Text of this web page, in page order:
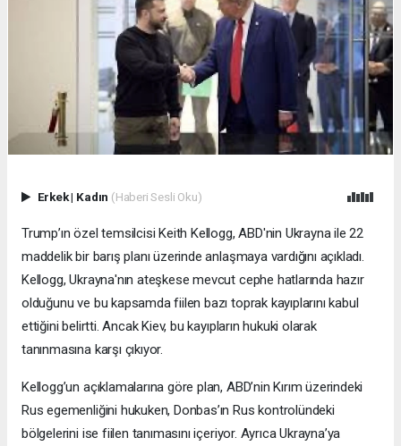
Erkek| Kadın (Haberi Sesli Oku)
Trump’ın özel temsilcisi Keith Kellogg, ABD'nin Ukrayna ile 22
maddelik bir barış planı üzerinde anlaşmaya vardığını açıkladı.
Kellogg, Ukrayna'nın ateşkese mevcut cephe hatlarında hazır
olduğunu ve bu kapsamda fiilen bazı toprak kayıplarını kabul
ettiğini belirtti. Ancak Kiev, bu kayıpların hukuki olarak
tanınmasına karşı çıkıyor.
Kellogg’un açıklamalarına göre plan, ABD’nin Kırım üzerindeki
Rus egemenliğini hukuken, Donbas’ın Rus kontrolündeki
bölgelerini ise fiilen tanımasını içeriyor. Ayrıca Ukrayna’ya